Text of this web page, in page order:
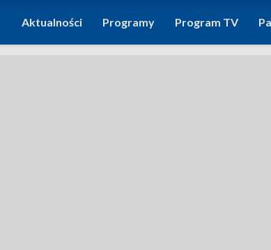
Aktualności Programy Program TV